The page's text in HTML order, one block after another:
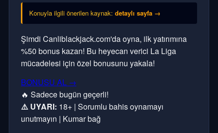
Konuyla ilgili önerilen kaynak: detaylı sayfa →
Şimdi Canliblackjack.com'da oyna, ilk yatırımına
%50 bonus kazan! Bu heyecan verici La Liga
mücadelesi için özel bonusunu yakala!
BONUSU AL →
🔥 Sadece bugün geçerli!
⚠️ UYARI: 18+ | Sorumlu bahis oynamayı
unutmayın | Kumar bağ